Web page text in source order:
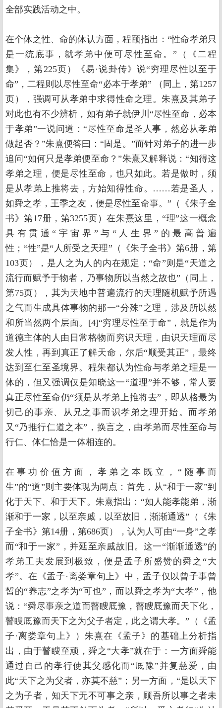
全部实践活动之中。
在个体之性、命的体认方面，程颐指出：“性命孝弟只
是一统底事，就孝弟中便可尽性至命。”（《二程
集》，第225页）《易·说卦传》说“穷理尽性以至于
命”，二程则以尽性至命“必本于孝弟” （同上，第1257
页），强调可从孝弟中求得性命之理。朱熹及其弟子
对此也有不少辨析，如有弟子就伊川“尽性至命，必本
于孝弟”一说问道：“尽性至命是圣人事，然必从孝弟
做起否？”朱熹便答曰：“固是。”而针对弟子的进一步
追问“如何只是孝弟便至命？”朱熹又解释说：“知得这
孝弟之理，便是尽性至命，也只如此。若是做时，须
是从孝弟上推将去，方始知得性命。……若是圣人，
如舜之孝，王季之友，便是尽性至命事。”（《朱子全
书》第17册，第3255页）在朱熹这里，“理”这一概念
具有贯通“宇宙界”与“人生界”的最高普遍
性；“性”是“人所受之天理”（《朱子全书》第6册，第
103页），是人之为人的内在规定；“命”则是“天道之
流行而赋予于物者，乃事物所以当然之故也”（同上，
第75页），其为天地中普遍流行的天理随机赋予所遇
之气而生成具体事物的那一“分殊”之理，涉及所以然
和所当然两个层面。[4]“穷理尽性至于命”，就是作为
道德主体的人由日常格物而穷识天理，由识天理而尽
发人性，再到真正了解天命，尔后“顺受其正”，最终
达到至仁至圣境界。程朱都认为性命与孝弟之理是一
体的，但又强调仅是知晓这一“道理”并不够，常人要
真正尽性至命仍“须是从孝弟上推将去”，即从格最为
切己的事亲、从兄之事而识孝弟之理开始。而孝弟
又“乃推行仁道之本”，换言之，由孝弟而尽性至命与
行仁、体仁恰是一体相连的。
在事功价值方面，孝弟之本既立，“随事而
生”的“道”则主要体现为两点：首先，从“和于一家”到
化于天下、和于天下。朱熹指出：“如人能孝能弟，渐
渐和于一家，以至亲戚，以至故旧，渐渐通透”（《朱
子全书》第14册，第686页），认为人可由“一身”之孝
而“和于一家”，并延至亲戚故旧。这一“渐渐通透”的
孝弟工夫发展到极致，便是孟子所盛赞的舜之“大
孝”。在《孟子·离娄章句上》中，孟子仅以曾子事曾
皙的“养志”之孝为“可也”，而以舜之孝为“大孝”，他
说：“舜尽事亲之道而瞽瞍厎豫，瞽瞍厎豫而天下化，
瞽瞍厎豫而天下之为父子者定，此之谓大孝。”（《孟
子·离娄章句上》）朱熹在《孟子》的基础上分析指
出，由于瞽瞍至顽，舜之“大孝”就在于：一方面舜能
通过自己的孝行使其父感化而“厎豫”并复慈爱，由
此“天下之为父者，亦莫不慈”；另一方面，“是以天下
之为子者，知天下无不可事之亲，顾吾所以事之者未